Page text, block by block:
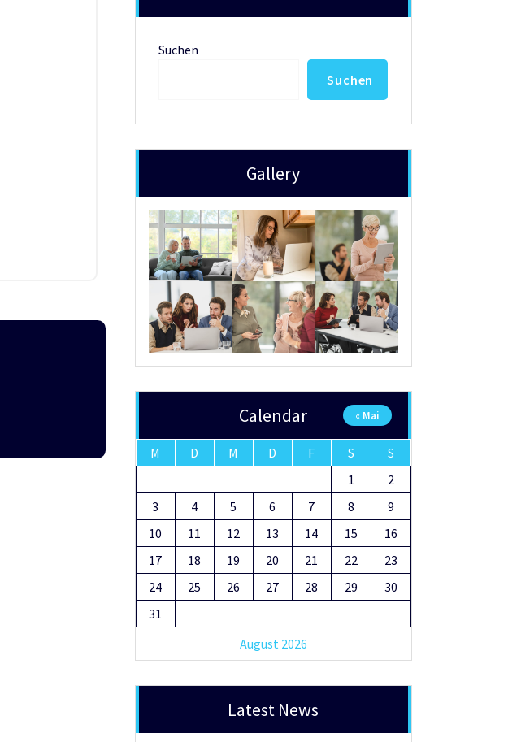
Suchen
Suchen
Gallery
Calendar
August 2026
M D M D F S
S
1
2
3
4 5 6 7 8
9
10
11 12 13 14 15
16
17
18 19 20 21 22
23
24
25 26 27 28 29
30
31
« Mai
Latest News